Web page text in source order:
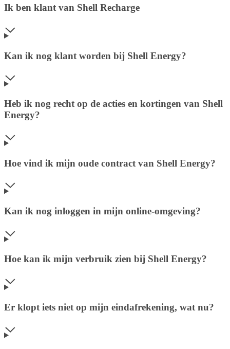
Ik ben klant van Shell Recharge
Kan ik nog klant worden bij Shell Energy?
Heb ik nog recht op de acties en kortingen van Shell
Energy?
Hoe vind ik mijn oude contract van Shell Energy?
Kan ik nog inloggen in mijn online-omgeving?
Hoe kan ik mijn verbruik zien bij Shell Energy?
Er klopt iets niet op mijn eindafrekening, wat nu?